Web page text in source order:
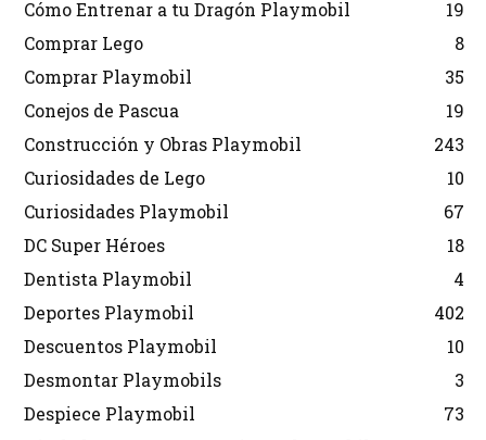
Cómo Entrenar a tu Dragón Playmobil
19
Comprar Lego
8
Comprar Playmobil
35
Conejos de Pascua
19
Construcción y Obras Playmobil
243
Curiosidades de Lego
10
Curiosidades Playmobil
67
DC Super Héroes
18
Dentista Playmobil
4
Deportes Playmobil
402
Descuentos Playmobil
10
Desmontar Playmobils
3
Despiece Playmobil
73